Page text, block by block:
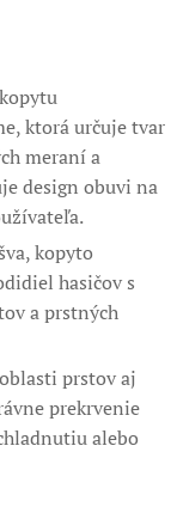
ktorá určuje tvar
meraní a
design obuvi na
kopyto
hasičov s
a prstných
prstov aj
prekrvenie
alebo